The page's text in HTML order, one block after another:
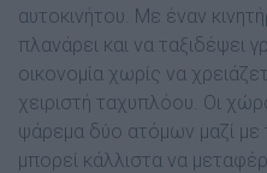
αυτοκινήτου. Με έναν
πλανάρει και να ταξιδέψει
οικονοµία χωρίς να
χειριστή ταχυπλόου. Οι
ψάρεµα δύο ατόµων µαζί
µπορεί κάλλιστα να